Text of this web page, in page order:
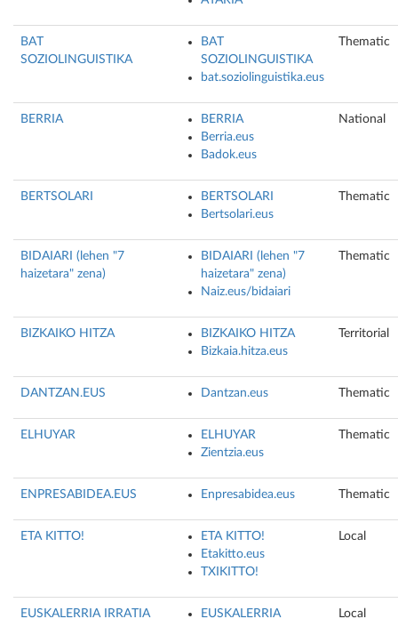
BAT
SOZIOLINGUISTIKA
BAT
SOZIOLINGUISTIKA
bat.soziolinguistika.eus
Thematic
BERRIA
BERRIA
Berria.eus
Badok.eus
National
BERTSOLARI
BERTSOLARI
Bertsolari.eus
Thematic
BIDAIARI (lehen "7
haizetara" zena)
BIDAIARI (lehen "7
haizetara" zena)
Naiz.eus/bidaiari
Thematic
BIZKAIKO HITZA
BIZKAIKO HITZA
Bizkaia.hitza.eus
Territorial
DANTZAN.EUS Dantzan.eus Thematic
ELHUYAR
ELHUYAR
Zientzia.eus
Thematic
ENPRESABIDEA.EUS Enpresabidea.eus Thematic
ETA KITTO!
ETA KITTO!
Etakitto.eus
TXIKITTO!
Local
EUSKALERRIA IRRATIA
EUSKALERRIA
Local